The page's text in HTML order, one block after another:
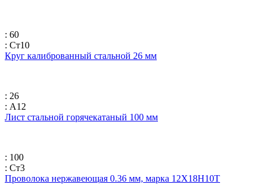
: 60
: Ст10
Круг калиброванный стальной 26 мм
: 26
: А12
Лист стальной горячекатаный 100 мм
: 100
: Ст3
Проволока нержавеющая 0.36 мм, марка 12Х18Н10Т